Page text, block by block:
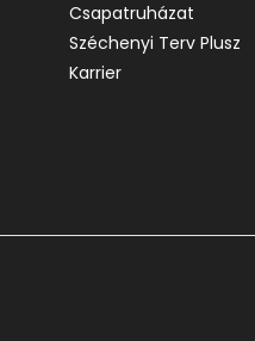
Csapatruházat
Széchenyi Terv Plusz
Karrier